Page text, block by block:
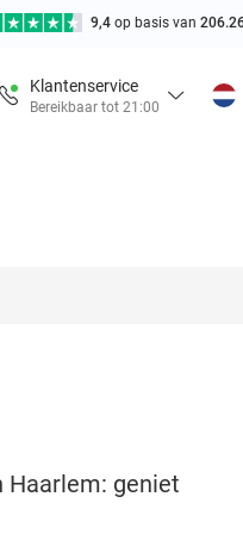
9,4 op basis van
Klantenservice
Bereikbaar tot 21:00
Haarlem: geniet